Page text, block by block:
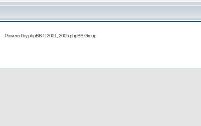
Powered byphpBB© 2001, 2005 phpBB Group